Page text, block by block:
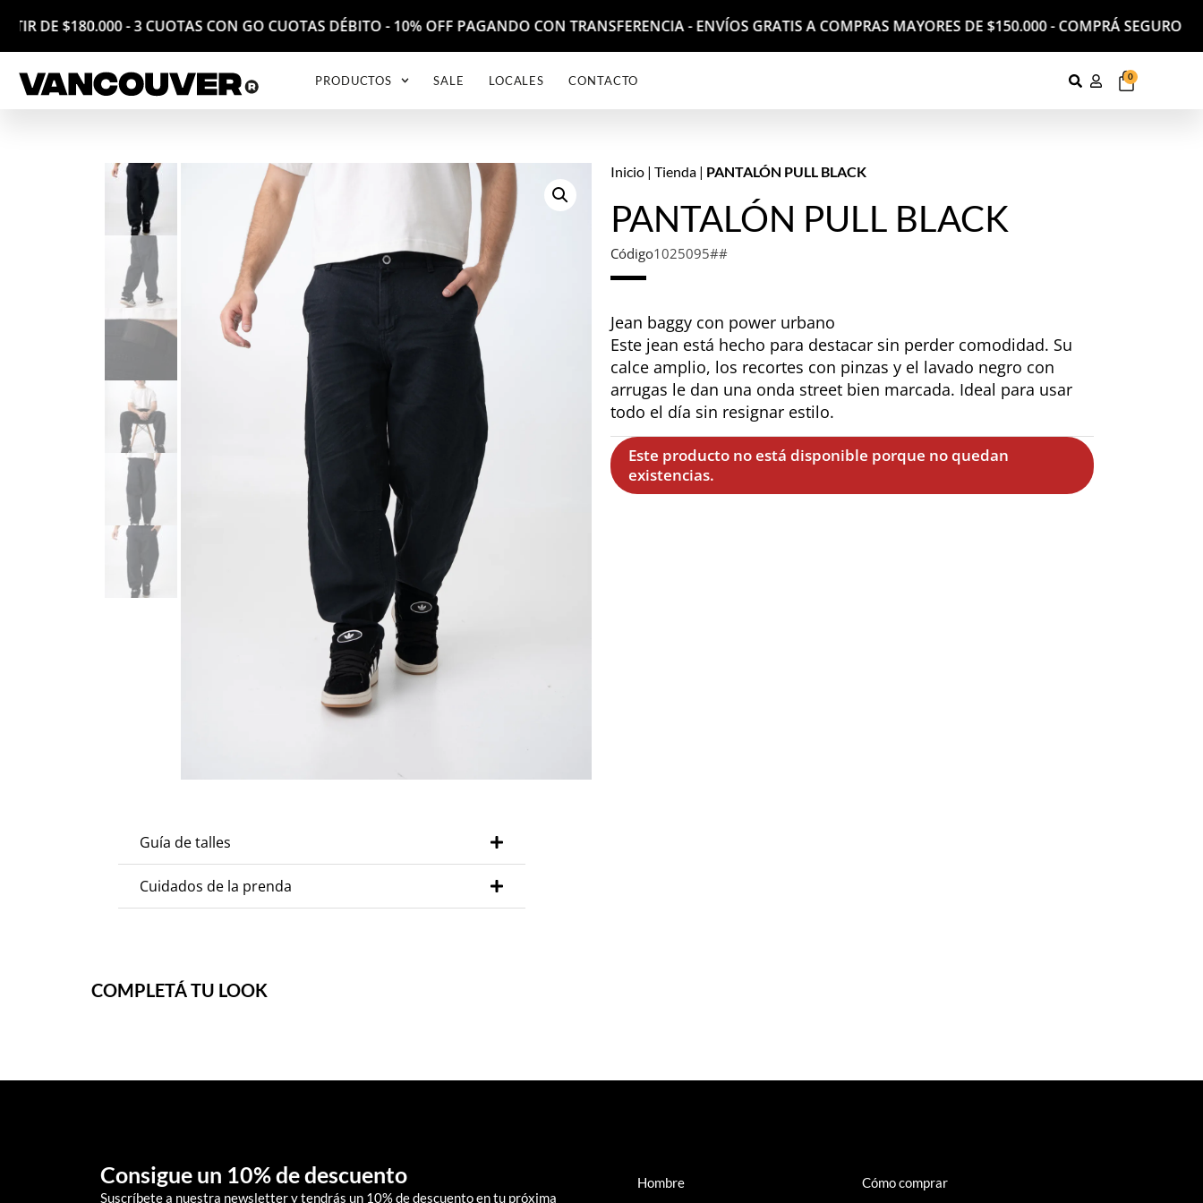
DE $180.000 - 3 CUOTAS CON GO CUOTAS DÉBITO - 10% OFF PAGANDO CON TRANSFERENCIA - ENVÍOS GRATIS A COMPRAS MAYORES DE $150.000 - COMPRÁ SEGURO
PRODUCTOS SALE LOCALES CONTACTO 0
Guía de talles
Cuidados de la prenda
Inicio | Tienda | PANTALÓN PULL BLACK
PANTALÓN PULL BLACK
Código1025095##
Jean baggy con power urbano
Este jean está hecho para destacar sin perder comodidad. Su
calce amplio, los recortes con pinzas y el lavado negro con
arrugas le dan una onda street bien marcada. Ideal para usar
todo el día sin resignar estilo.
Este producto no está disponible porque no quedan
existencias.
COMPLETÁ TU LOOK
Consigue un 10% de descuento
Suscríbete a nuestra newsletter y tendrás un 10% de descuento en tu próxima
Hombre
Cómo comprar